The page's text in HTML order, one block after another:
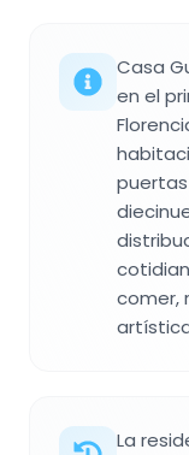
Casa
en el
comer,
La